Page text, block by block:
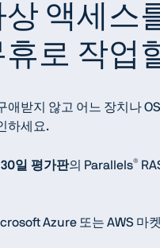
액세스
로 작업
애받지 않고 어느 장치나
하세요.
일 평가판의 Parallels®
Azure 또는 AWS 마